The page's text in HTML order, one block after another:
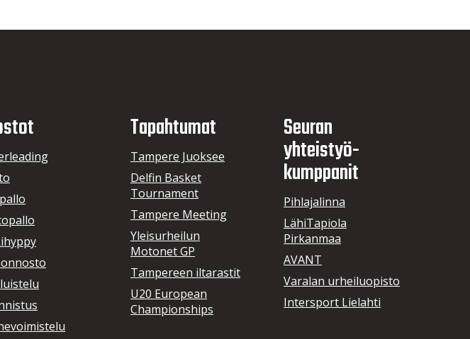
Tapahtumat
Tampere Juoksee
Delfin Basket
Tournament
Tampere Meeting
Yleisurheilun
Motonet GP
Tampereen iltarastit
U20 European
Championships
Seuran
yhteistyö­
kumppanit
Pihlajalinna
LähiTapiola
Pirkanmaa
AVANT
Varalan urheiluopisto
Intersport Lielahti